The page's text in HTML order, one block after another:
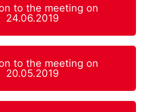
to the meeting on
24.06.2019
to the meeting on
20.05.2019